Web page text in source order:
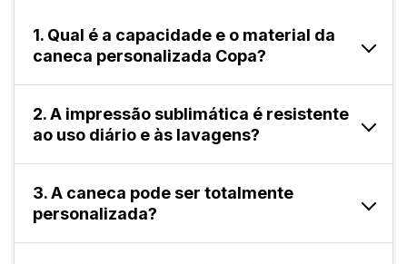
1. Qual é a capacidade e o material da
caneca personalizada Copa?
A caneca personalizada Copa do Mundo da
FuturaIM é produzida em porcelana branca com
capacidade de 325ml e medidas de
praticidade de manuseio e uso diário para café,
chá e outras bebidas, enquanto a porcelana
2. A impressão sublimática é resistente
ao uso diário e às lavagens?
Sim. A impressão por sublimação fixa os
pigmentos diretamente na superfície da
porcelana durante o processo de produção,
3. A caneca pode ser totalmente
personalizada?